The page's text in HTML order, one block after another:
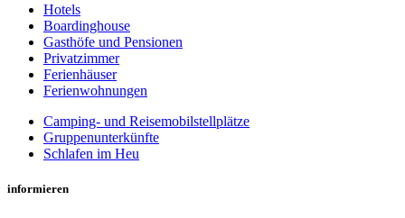
Hotels
Boardinghouse
Gasthöfe und Pensionen
Privatzimmer
Ferienhäuser
Ferienwohnungen
Camping- und Reisemobilstellplätze
Gruppenunterkünfte
Schlafen im Heu
informieren